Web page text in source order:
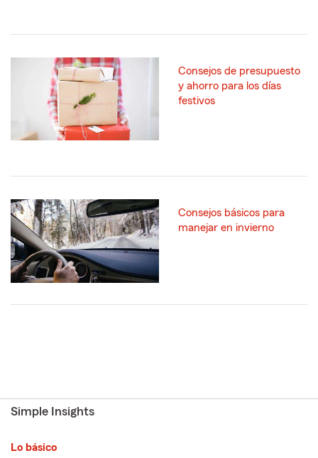
Consejos de presupuesto
y ahorro para los días
festivos
Consejos básicos para
manejar en invierno
Simple Insights
Lo básico